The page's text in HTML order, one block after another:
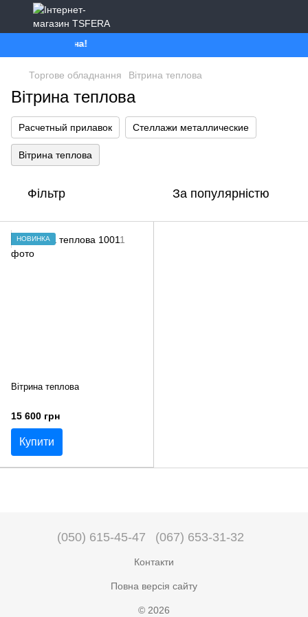
буде Україна!
Торгове обладнання Вітрина теплова
Вітрина теплова
Расчетный прилавок Стеллажи металлические
Вітрина теплова
Фільтр За популярністю
НОВИНКА
Вітрина теплова
15 600 грн
Купити
(050) 615-45-47 (067) 653-31-32
Контакти
Повна версія сайту
© 2026